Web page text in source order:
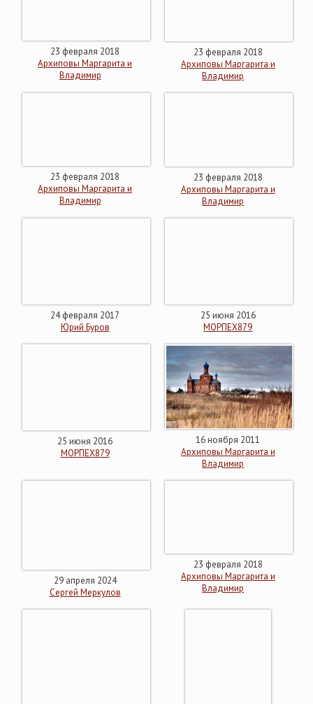
23 февраля 2018
Архиповы Маргарита и
Владимир
23 февраля 2018
Архиповы Маргарита и
Владимир
23 февраля 2018
Архиповы Маргарита и
Владимир
23 февраля 2018
Архиповы Маргарита и
Владимир
24 февраля 2017
Юрий Буров
25 июня 2016
МОРПЕХ879
25 июня 2016
МОРПЕХ879
16 ноября 2011
Архиповы Маргарита и
Владимир
29 апреля 2024
Сергей Меркулов
23 февраля 2018
Архиповы Маргарита и
Владимир